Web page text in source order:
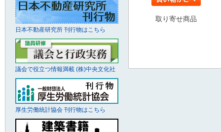
取り寄せ商品
日本不動産研究所 刊行物はこちら
議会で役立つ情報満載 (株)中央文化社
厚生労働統計協会 刊行物はこちら